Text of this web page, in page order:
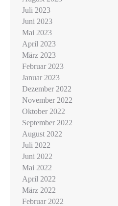
Juli 2023
Juni 2023
Mai 2023
April 2023
März 2023
Februar 2023
Januar 2023
Dezember 2022
November 2022
Oktober 2022
September 2022
August 2022
Juli 2022
Juni 2022
Mai 2022
April 2022
März 2022
Februar 2022